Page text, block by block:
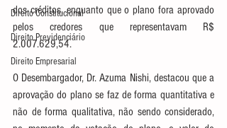
Direito Constitucional
Direito Previdenciário
Direito Empresarial
dos créditos, enquanto que o plano fora aprovado
pelos credores que representavam R$
2.007.629,54.
O Desembargador, Dr. Azuma Nishi, destacou que a
aprovação do plano se faz de forma quantitativa e
não de forma qualitativa, não sendo considerado,